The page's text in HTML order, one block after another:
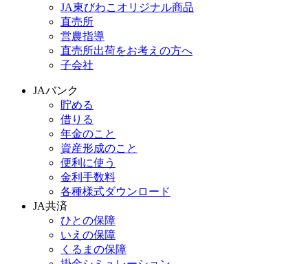
JA東びわこオリジナル商品
直売所
営農指導
直売所出荷をお考えの方へ
子会社
JAバンク
貯める
借りる
年金のこと
資産形成のこと
便利に使う
金利手数料
各種様式ダウンロード
JA共済
ひとの保障
いえの保障
くるまの保障